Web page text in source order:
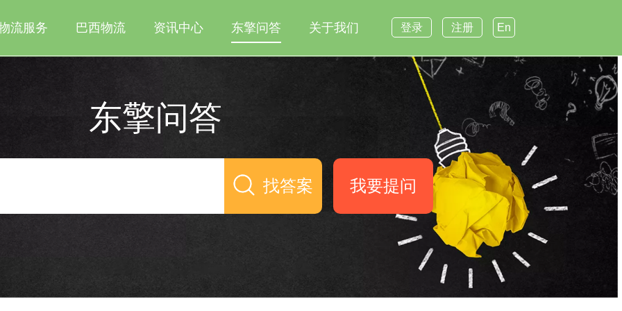
流服务 巴西物流 资讯中心 东擎问答 关于我们 登录 注册 En
东擎问答
找答案 我要提问